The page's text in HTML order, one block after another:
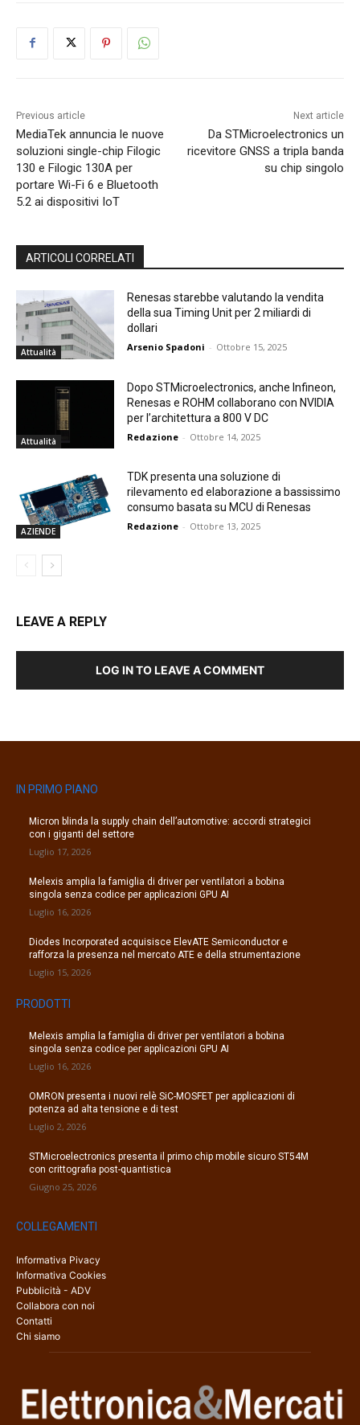
Previous article
MediaTek annuncia le nuove
soluzioni single-chip Filogic
130 e Filogic 130A per
portare Wi-Fi 6 e Bluetooth
5.2 ai dispositivi IoT
Next article
Da STMicroelectronics un
ricevitore GNSS a tripla banda
su chip singolo
ARTICOLI CORRELATI
Attualità
Renesas starebbe valutando la vendita
della sua Timing Unit per 2 miliardi di
dollari
Arsenio Spadoni - Ottobre 15, 2025
Attualità
Dopo STMicroelectronics, anche Infineon,
Renesas e ROHM collaborano con NVIDIA
per l’architettura a 800 V DC
Redazione - Ottobre 14, 2025
AZIENDE
TDK presenta una soluzione di
rilevamento ed elaborazione a bassissimo
consumo basata su MCU di Renesas
Redazione - Ottobre 13, 2025
LEAVE A REPLY
LOG IN TO LEAVE A COMMENT
IN PRIMO PIANO
Micron blinda la supply chain dell’automotive: accordi strategici
con i giganti del settore
Luglio 17, 2026
Melexis amplia la famiglia di driver per ventilatori a bobina
singola senza codice per applicazioni GPU AI
Luglio 16, 2026
Diodes Incorporated acquisisce ElevATE Semiconductor e
rafforza la presenza nel mercato ATE e della strumentazione
Luglio 15, 2026
PRODOTTI
Melexis amplia la famiglia di driver per ventilatori a bobina
singola senza codice per applicazioni GPU AI
Luglio 16, 2026
OMRON presenta i nuovi relè SiC-MOSFET per applicazioni di
potenza ad alta tensione e di test
Luglio 2, 2026
STMicroelectronics presenta il primo chip mobile sicuro ST54M
con crittografia post-quantistica
Giugno 25, 2026
COLLEGAMENTI
Informativa Pivacy
Informativa Cookies
Pubblicità - ADV
Collabora con noi
Contatti
Chi siamo